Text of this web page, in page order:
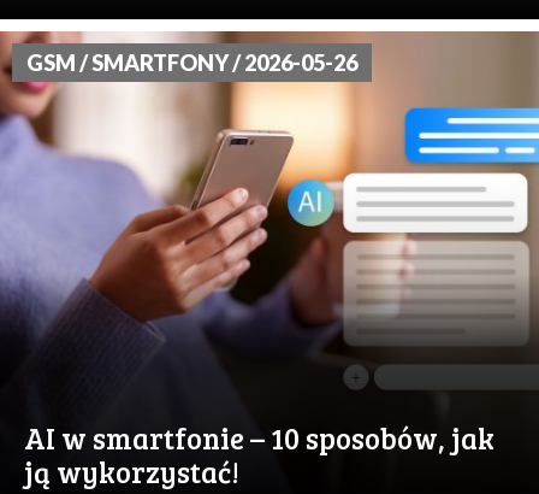
GSM / SMARTFONY / 2026-05-26
AI w smartfonie – 10 sposobów, jak
ją wykorzystać!